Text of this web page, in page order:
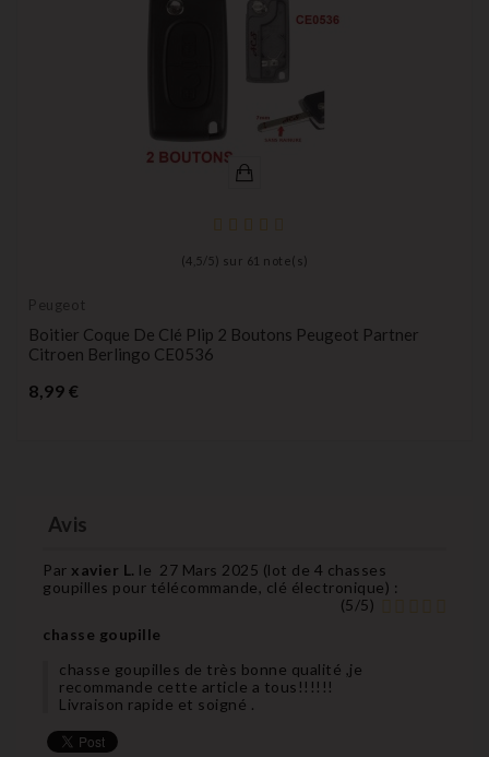
(4,5 / 5) sur 61 note(s)
Peugeot
Boitier Coque De Clé Plip 2 Boutons Peugeot Partner
Citroen Berlingo CE0536
8,99 €
Avis
Par xavier L. le 27 Mars 2025 (lot de 4 chasses
goupilles pour télécommande, clé électronique) :
(5/5)
chasse goupille
chasse goupilles de très bonne qualité ,je
recommande cette article a tous!!!!!!
Livraison rapide et soigné .